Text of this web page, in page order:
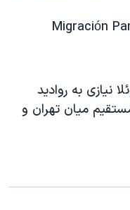
نیازی به روادید
میان تهران و